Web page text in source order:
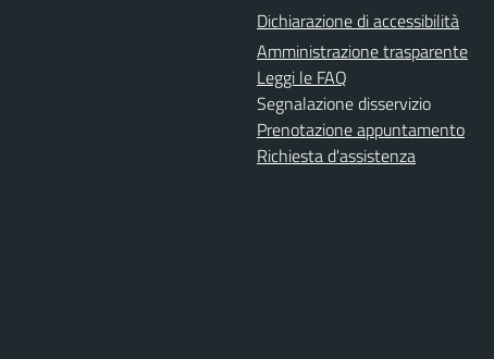
Dichiarazione di accessibilità
Amministrazione trasparente
Leggi le FAQ
Segnalazione disservizio
Prenotazione appuntamento
Richiesta d'assistenza